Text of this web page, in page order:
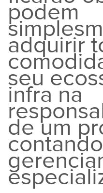
podem
adquirir
seu
infra na
de um